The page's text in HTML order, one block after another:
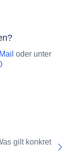
oder unter
gilt konkret